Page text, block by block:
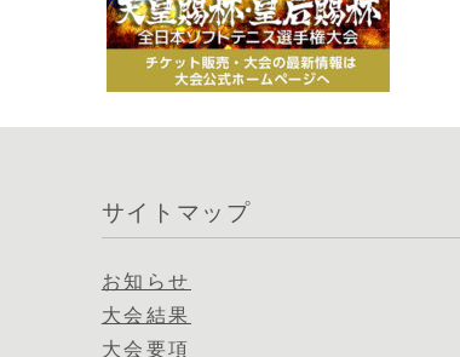
サイトマップ
お知らせ
大会結果
大会要項